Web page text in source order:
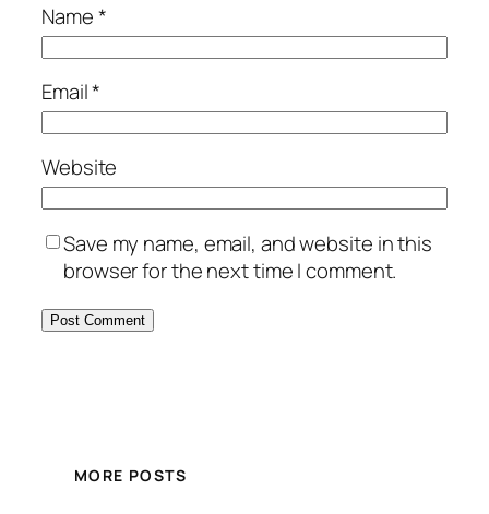
Name*
Email*
Website
Save my name, email, and website in this
browser for the next time I comment.
MORE POSTS